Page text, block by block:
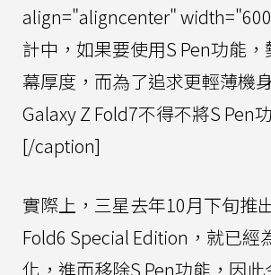
align="aligncenter"
計中，如果要使用S Pen功能
幕厚度，而為了追求更輕薄機
Galaxy Z Fold7不得不將S Pen
[/caption]
實際上，三星去年10月下旬推
Fold6 Special Edition，就已經
化，進而移除S Pen功能，因